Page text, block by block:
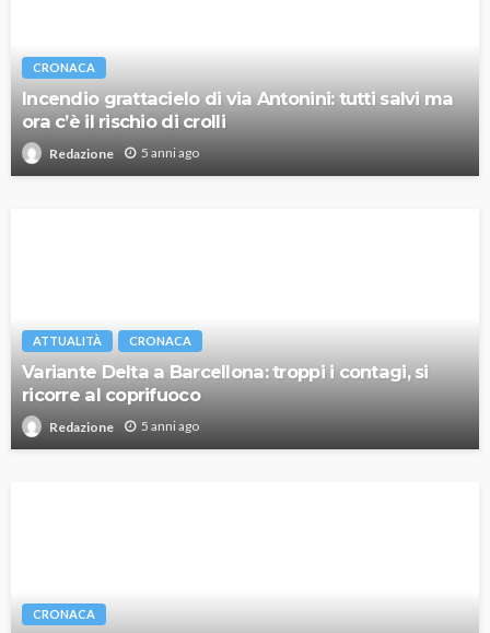
CRONACA
Incendio grattacielo di via Antonini: tutti salvi ma
ora c’è il rischio di crolli
Redazione 5 anni ago
ATTUALITÀ CRONACA
Variante Delta a Barcellona: troppi i contagi, si
ricorre al coprifuoco
Redazione 5 anni ago
CRONACA